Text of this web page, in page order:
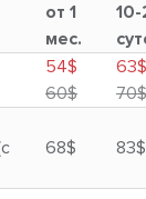
от 1
мес.
54$
60$
63$
70$
68$ 83$